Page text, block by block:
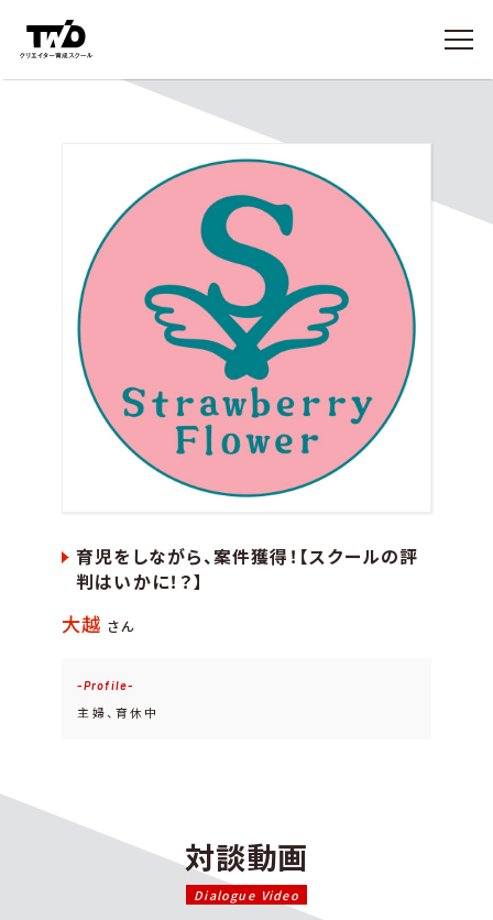
育児をしながら、案件獲得！【スクールの評
判はいかに！？】
大越 さん
Profile
主婦、育休中
対談動画
Dialogue Video